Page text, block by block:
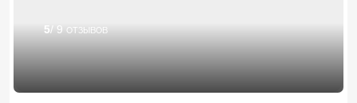
5/ 9 отзывов